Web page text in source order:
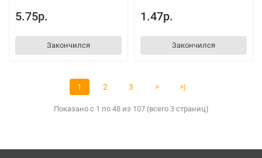
5.75р.
Закончился
1.47р.
Закончился
1 2 3 > >|
Показано с 1 по 48 из 107 (всего 3 страниц)